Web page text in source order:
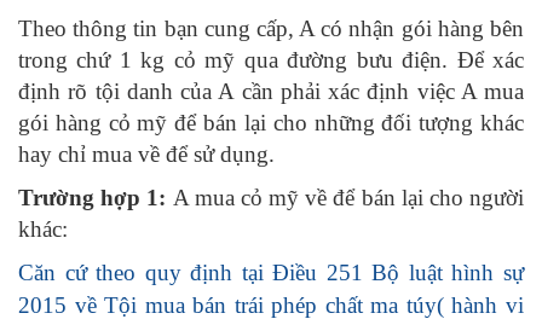
Theo thông tin bạn cung cấp, A có nhận gói hàng bên
trong chứ 1 kg cỏ mỹ qua đường bưu điện. Để xác
định rõ tội danh của A cần phải xác định việc A mua
gói hàng cỏ mỹ để bán lại cho những đối tượng khác
hay chỉ mua về để sử dụng.
Trường hợp 1: A mua cỏ mỹ về để bán lại cho người
khác:
Căn cứ theo quy định tại Điều 251 Bộ luật hình sự
2015 về Tội mua bán trái phép chất ma túy( hành vi